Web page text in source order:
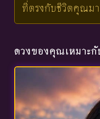
ที่ตรงกับชีวิตคุณม
ดวงของคุณเหมาะกั